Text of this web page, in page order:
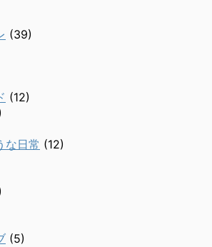
(39)
(12)
な日常 (12)
(5)